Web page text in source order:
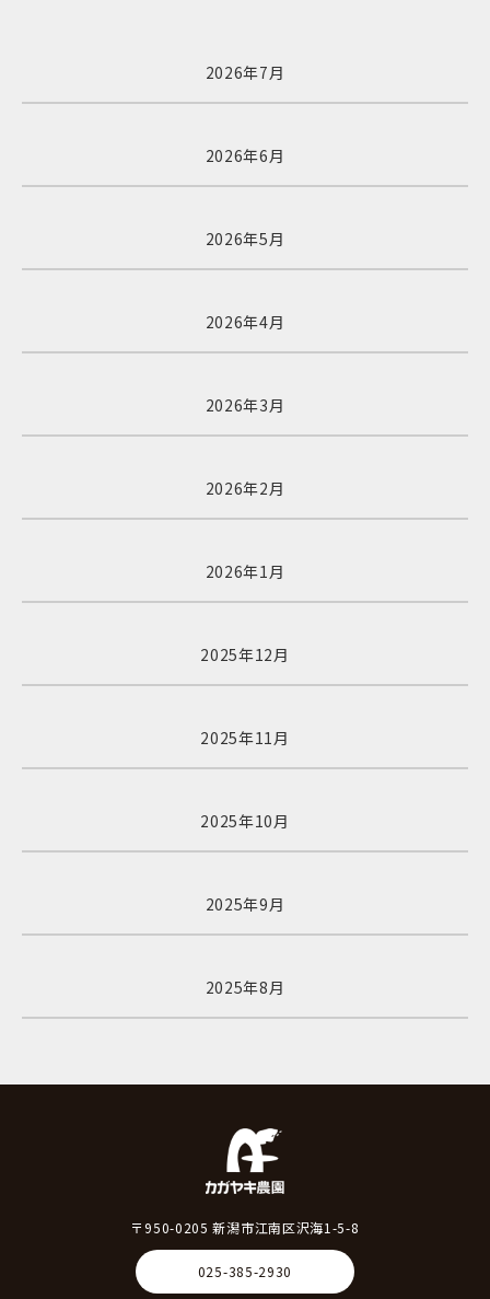
2026年7月
2026年6月
2026年5月
2026年4月
2026年3月
2026年2月
2026年1月
2025年12月
2025年11月
2025年10月
2025年9月
2025年8月
〒950-0205 新潟市江南区沢海1-5-8
025-385-2930